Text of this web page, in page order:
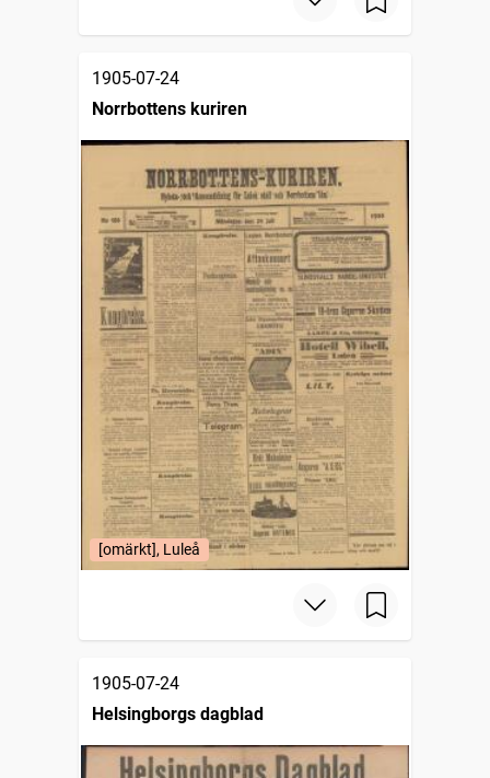
1905-07-24
Norrbottens kuriren
[omärkt], Luleå
1905-07-24
Helsingborgs dagblad